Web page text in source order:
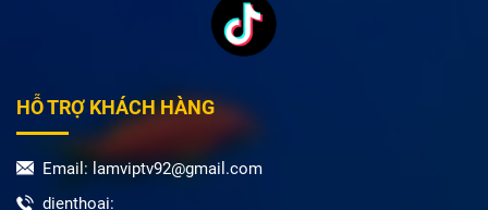
HỖ TRỢ KHÁCH HÀNG
Email: lamviptv92@gmail.com
dienthoai: